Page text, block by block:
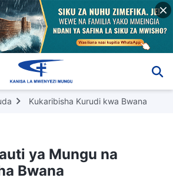
Kukaribisha Kurudi kwa Bwana
ya Mungu na
Bwana